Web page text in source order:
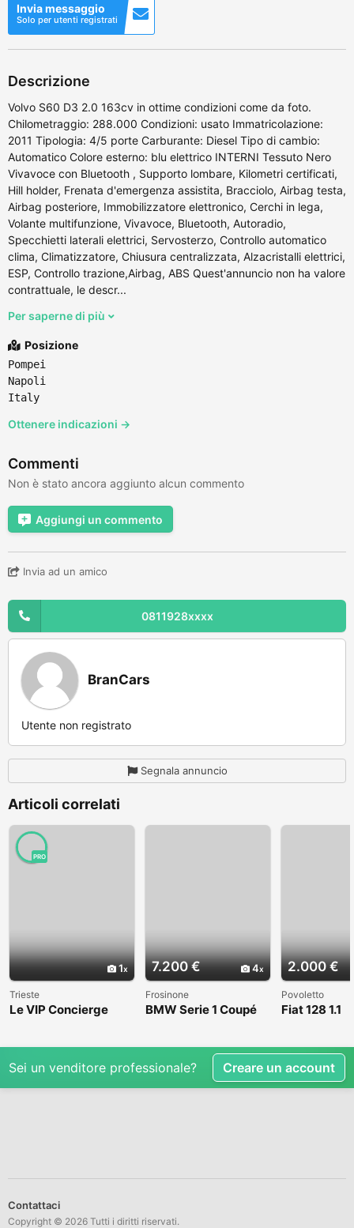
Invia messaggio
Solo per utenti registrati
Descrizione
Volvo S60 D3 2.0 163cv in ottime condizioni come da foto.
Chilometraggio: 288.000 Condizioni: usato Immatricolazione:
2011 Tipologia: 4/5 porte Carburante: Diesel Tipo di cambio:
Automatico Colore esterno: blu elettrico INTERNI Tessuto Nero
Vivavoce con Bluetooth , Supporto lombare, Kilometri certificati,
Hill holder, Frenata d'emergenza assistita, Bracciolo, Airbag testa,
Airbag posteriore, Immobilizzatore elettronico, Cerchi in lega,
Volante multifunzione, Vivavoce, Bluetooth, Autoradio,
Specchietti laterali elettrici, Servosterzo, Controllo automatico
clima, Climatizzatore, Chiusura centralizzata, Alzacristalli elettrici,
ESP, Controllo trazione,Airbag, ABS Quest'annuncio non ha valore
contrattuale, le descr...
Per saperne di più
Posizione
Pompei
Napoli
Italy
Ottenere indicazioni →
Commenti
Non è stato ancora aggiunto alcun commento
Aggiungi un commento
Invia ad un amico
0811928xxxx
BranCars
Utente non registrato
Segnala annuncio
Articoli correlati
1
PRO
Trieste
Le VIP Concierge
7.200 € 4
Frosinone
BMW Serie 1 Coupé
2.000 €
Povoletto
Fiat 128 1.1
Sei un venditore professionale? Creare un account
Contattaci
Copyright © 2026 Tutti i diritti riservati.